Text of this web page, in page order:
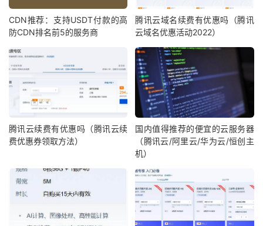
CDN推荐：支持USDT付款的高
防CDN排名前5的服务商
腾讯云域名续费有优惠吗（腾讯
云域名优惠活动2022）
腾讯云续费有优惠吗（腾讯云续
费优惠券领取方法）
国内值得推荐的便宜的云服务器
（腾讯云/阿里云/华为云/恒创主
机）